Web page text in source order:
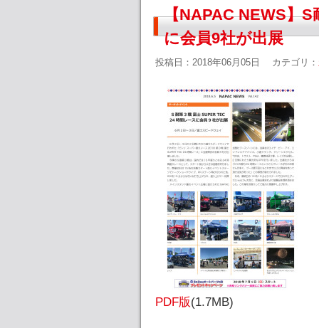
【NAPAC NEWS】S
に会員9社が出展
投稿日：2018年06月05日 カテゴリ：
PDF版(1.7MB)